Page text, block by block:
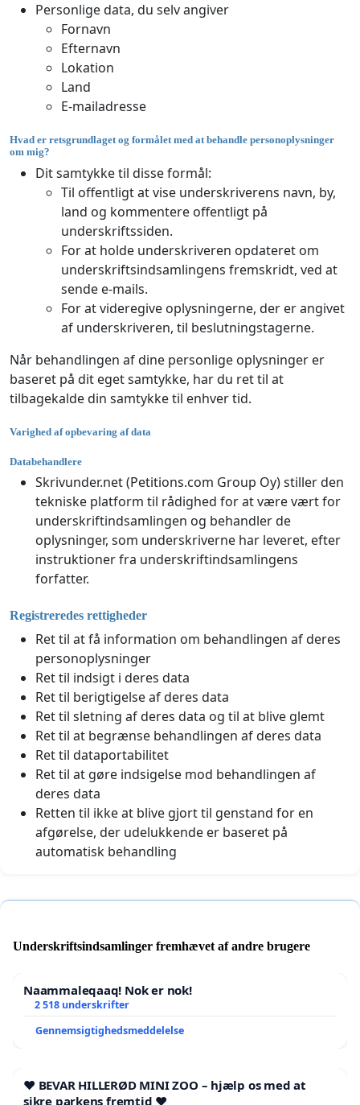
Personlige data, du selv angiver
Fornavn
Efternavn
Lokation
Land
E-mailadresse
Hvad er retsgrundlaget og formålet med at behandle personoplysninger
om mig?
Dit samtykke til disse formål:
Til offentligt at vise underskriverens navn, by,
land og kommentere offentligt på
underskriftssiden.
For at holde underskriveren opdateret om
underskriftsindsamlingens fremskridt, ved at
sende e-mails.
For at videregive oplysningerne, der er angivet
af underskriveren, til beslutningstagerne.
Når behandlingen af dine personlige oplysninger er
baseret på dit eget samtykke, har du ret til at
tilbagekalde din samtykke til enhver tid.
Varighed af opbevaring af data
Databehandlere
Skrivunder.net (Petitions.com Group Oy) stiller den
tekniske platform til rådighed for at være vært for
underskriftindsamlingen og behandler de
oplysninger, som underskriverne har leveret, efter
instruktioner fra underskriftindsamlingens
forfatter.
Registreredes rettigheder
Ret til at få information om behandlingen af deres
personoplysninger
Ret til indsigt i deres data
Ret til berigtigelse af deres data
Ret til sletning af deres data og til at blive glemt
Ret til at begrænse behandlingen af deres data
Ret til dataportabilitet
Ret til at gøre indsigelse mod behandlingen af
deres data
Retten til ikke at blive gjort til genstand for en
afgørelse, der udelukkende er baseret på
automatisk behandling
Underskriftsindsamlinger fremhævet af andre brugere
Naammaleqaaq! Nok er nok!
2 518 underskrifter
Gennemsigtighedsmeddelelse
❤️ BEVAR HILLERØD MINI ZOO – hjælp os med at
sikre parkens fremtid ❤️